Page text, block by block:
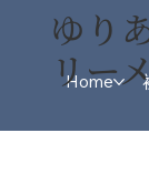
Home
ゆり
リー